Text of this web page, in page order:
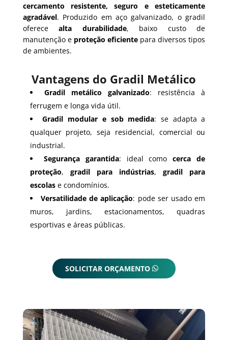
cercamento resistente, seguro e esteticamente
agradável. Produzido em aço galvanizado, o gradil
oferecealta durabilidade, baixo custo de
manutenção e proteção eficiente para diversos tipos
de ambientes.
Vantagens do Gradil Metálico
Gradil metálico galvanizado: resistência à
ferrugem e longa vida útil.
Gradil modular e sob medida: se adapta a
qualquer projeto, seja residencial, comercial ou
industrial.
Segurança garantida: ideal comocerca de
proteção, gradil para indústrias,gradil para
escolase condomínios.
Versatilidade de aplicação: pode ser usado em
muros, jardins, estacionamentos, quadras
esportivas e áreas públicas.
SOLICITAR ORÇAMENTO